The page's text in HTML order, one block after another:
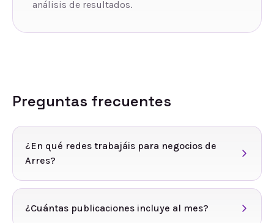
análisis de resultados.
Preguntas frecuentes
¿En qué redes trabajáis para negocios de
Arres?
¿Cuántas publicaciones incluye al mes?